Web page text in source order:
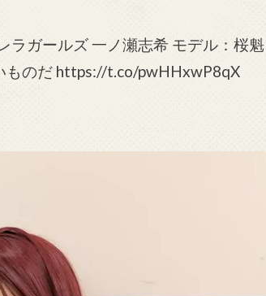
ガールズ 一ノ瀬志希 モデル：桜
ものだ https://t.co/pwHHxwP8qX